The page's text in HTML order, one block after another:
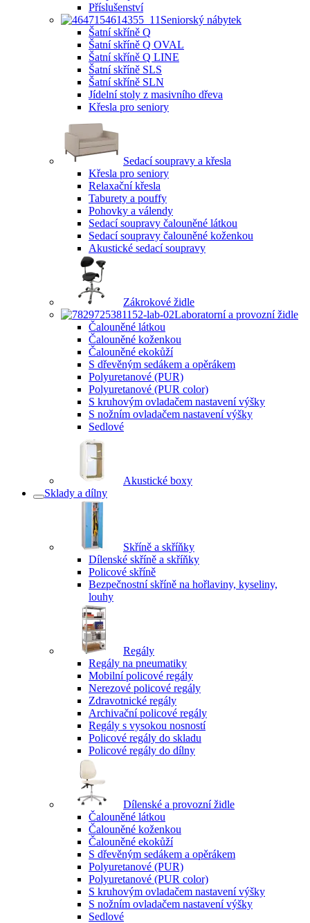
Příslušenství
Seniorský nábytek
Šatní skříně Q
Šatní skříně Q OVAL
Šatní skříně Q LINE
Šatní skříně SLS
Šatní skříně SLN
Jídelní stoly z masivního dřeva
Křesla pro seniory
Sedací soupravy a křesla
Křesla pro seniory
Relaxační křesla
Taburety a pouffy
Pohovky a válendy
Sedací soupravy čalouněné látkou
Sedací soupravy čalouněné koženkou
Akustické sedací soupravy
Zákrokové židle
Laboratorní a provozní židle
Čalouněné látkou
Čalouněné koženkou
Čalouněné ekokůží
S dřevěným sedákem a opěrákem
Polyuretanové (PUR)
Polyuretanové (PUR color)
S kruhovým ovladačem nastavení výšky
S nožním ovladačem nastavení výšky
Sedlové
Akustické boxy
Sklady a dílny
Skříně a skříňky
Dílenské skříně a skříňky
Policové skříně
Bezpečnostní skříně na hořlaviny, kyseliny,
louhy
Regály
Regály na pneumatiky
Mobilní policové regály
Nerezové policové regály
Zdravotnické regály
Archivační policové regály
Regály s vysokou nosností
Policové regály do skladu
Policové regály do dílny
Dílenské a provozní židle
Čalouněné látkou
Čalouněné koženkou
Čalouněné ekokůží
S dřevěným sedákem a opěrákem
Polyuretanové (PUR)
Polyuretanové (PUR color)
S kruhovým ovladačem nastavení výšky
S nožním ovladačem nastavení výšky
Sedlové